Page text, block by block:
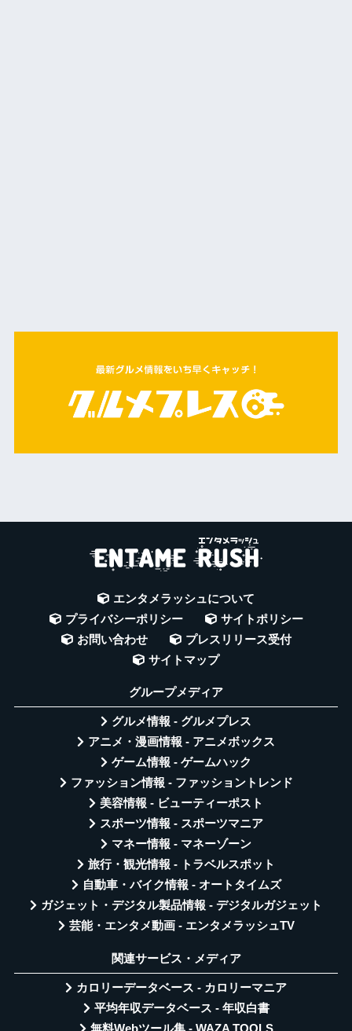
エンタメラッシュについて
プライバシーポリシー
サイトポリシー
お問い合わせ
プレスリリース受付
サイトマップ
グループメディア
グルメ情報 - グルメプレス
アニメ・漫画情報 - アニメボックス
ゲーム情報 - ゲームハック
ファッション情報 - ファッショントレンド
美容情報 - ビューティーポスト
スポーツ情報 - スポーツマニア
マネー情報 - マネーゾーン
旅行・観光情報 - トラベルスポット
自動車・バイク情報 - オートタイムズ
ガジェット・デジタル製品情報 - デジタルガジェット
芸能・エンタメ動画 - エンタメラッシュTV
関連サービス・メディア
カロリーデータベース - カロリーマニア
平均年収データベース - 年収白書
無料Webツール集 - WAZA TOOLS